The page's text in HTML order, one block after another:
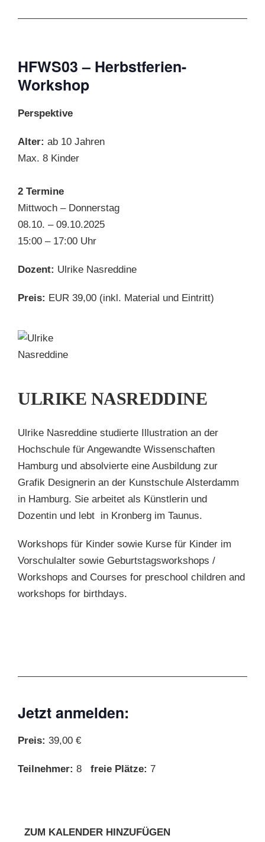
HFWS03 – Herbstferien-
Workshop
Perspektive
Alter: ab 10 Jahren
Max. 8 Kinder
2 Termine
Mittwoch – Donnerstag
08.10. – 09.10.2025
15:00 – 17:00 Uhr
Dozent: Ulrike Nasreddine
Preis: EUR 39,00 (inkl. Material und Eintritt)
ULRIKE NASREDDINE
Ulrike Nasreddine studierte Illustration an der
Hochschule für Angewandte Wissenschaften
Hamburg und absolvierte eine Ausbildung zur
Grafik Designerin an der Kunstschule Alsterdamm
in Hamburg. Sie arbeitet als Künstlerin und
Dozentin und lebt in Kronberg im Taunus.
Workshops für Kinder sowie Kurse für Kinder im
Vorschulalter sowie Geburtstagsworkshops /
Workshops and Courses for preschool children and
workshops for birthdays.
Jetzt anmelden:
Preis: 39,00 €
Teilnehmer: 8 freie Plätze: 7
ZUM KALENDER HINZUFÜGEN